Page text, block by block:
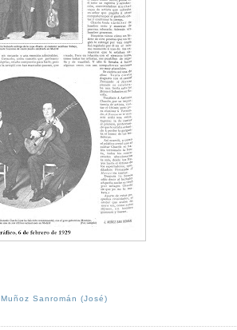
Muñoz Sanromán (José)